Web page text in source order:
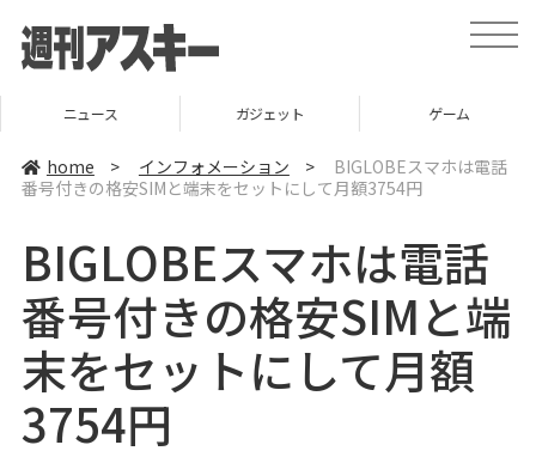
t
o
v
n
ニュース ガジェット ゲーム
home > インフォメーション >
BIGLOBEスマホは電話
番号付きの格安SIMと端末をセットにして月額3754円
BIGLOBEスマホは電話
番号付きの格安SIMと端
末をセットにして月額
3754円